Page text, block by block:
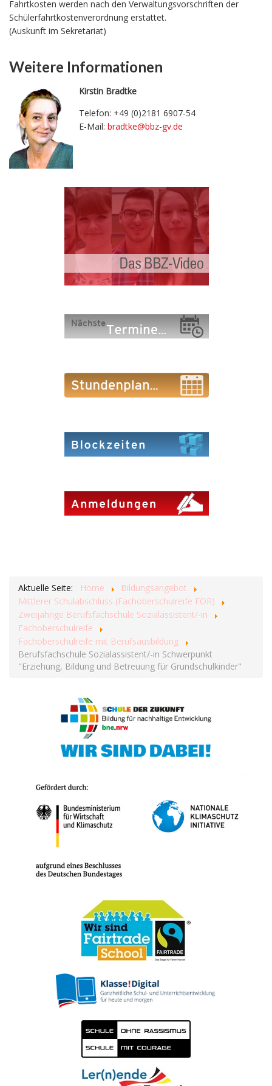
Fahrtkosten werden nach den Verwaltungsvorschriften der
Schülerfahrtkostenverordnung erstattet.
(Auskunft im Sekretariat)
Weitere Informationen
Kirstin Bradtke
Telefon: +49 (0)2181 6907-54
E-Mail: bradtke@bbz-gv.de
Aktuelle Seite: Home
Bildungsangebot
Mittlerer Schulabschluss (Fachoberschulreife FOR)
Zweijährige Berufsfachschule Sozialassistent/-in
Fachoberschulreife
Fachoberschulreife mit Berufsausbildung
Berufsfachschule Sozialassistent/-in Schwerpunkt
"Erziehung, Bildung und Betreuung für Grundschulkinder"